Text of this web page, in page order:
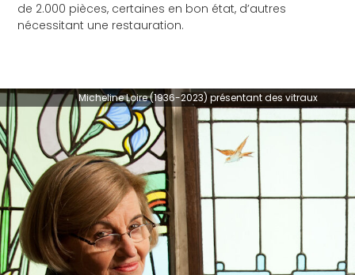
Micheline Loire (1936-2023) présentant des vitraux
de 2.000 pièces, certaines en bon état, d’autres
nécessitant une restauration.